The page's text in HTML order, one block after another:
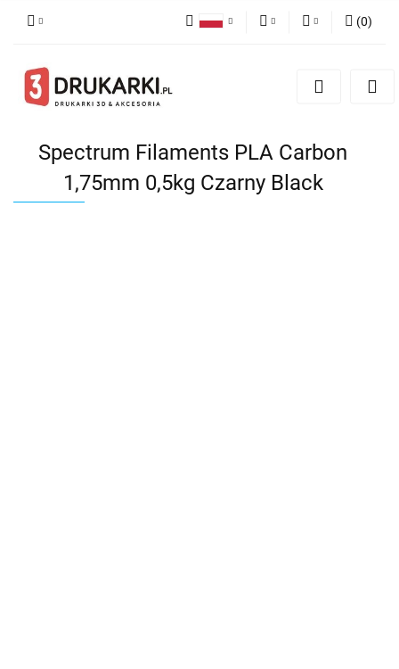
English
Zarejestruj się
(0)
Spectrum Filaments PLA Carbon
1,75mm 0,5kg Czarny Black